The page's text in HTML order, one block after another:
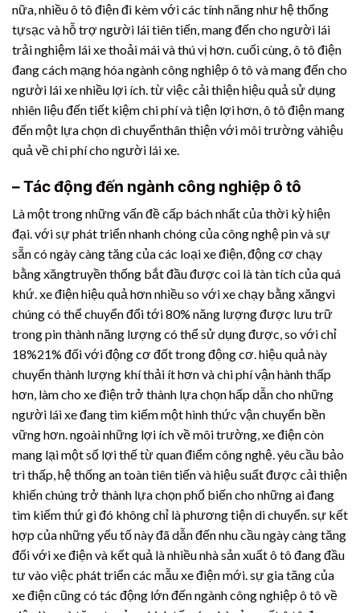
nữa, nhiều ô tô điện đi kèm với các tính năng như hệ thống
tựsạc và hỗ trợ người lái tiên tiến, mang đến cho người lái
trải nghiệm lái xe thoải mái và thú vị hơn. cuối cùng, ô tô điện
đang cách mạng hóa ngành công nghiệp ô tô và mang đến cho
người lái xe nhiều lợi ích. từ việc cải thiện hiệu quả sử dụng
nhiên liệu đến tiết kiệm chi phí và tiện lợi hơn, ô tô điện mang
đến một lựa chọn di chuyểnthân thiện với môi trường vàhiệu
quả về chi phí cho người lái xe.
– Tác động đến ngành công nghiệp ô tô
Là một trong những vấn đề cấp bách nhất của thời kỳ hiện
đại. với sự phát triển nhanh chóng của công nghệ pin và sự
sẵn có ngày càng tăng của các loại xe điện, động cơ chạy
bằng xăngtruyền thống bắt đầu được coi là tàn tích của quá
khứ. xe điện hiệu quả hơn nhiều so với xe chạy bằng xăngvì
chúng có thể chuyển đổi tới 80% năng lượng được lưu trữ
trong pin thành năng lượng có thể sử dụng được, so với chỉ
18%21% đối với động cơ đốt trong động cơ. hiệu quả này
chuyển thành lượng khí thải ít hơn và chi phí vận hành thấp
hơn, làm cho xe điện trở thành lựa chọn hấp dẫn cho những
người lái xe đang tìm kiếm một hình thức vận chuyển bền
vững hơn. ngoài những lợi ích về môi trường, xe điện còn
mang lại một số lợi thế từ quan điểm công nghệ. yêu cầu bảo
trì thấp, hệ thống an toàn tiên tiến và hiệu suất được cải thiện
khiến chúng trở thành lựa chọn phổ biến cho những ai đang
tìm kiếm thứ gì đó không chỉ là phương tiện di chuyển. sự kết
hợp của những yếu tố này đã dẫn đến nhu cầu ngày càng tăng
đối với xe điện và kết quả là nhiều nhà sản xuất ô tô đang đầu
tư vào việc phát triển các mẫu xe điện mới. sự gia tăng của
xe điện cũng có tác động lớn đến ngành công nghiệp ô tô về